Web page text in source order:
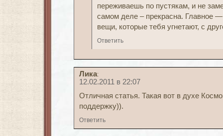
переживаешь по пустякам, и не
самом деле – прекрасна. Главное
вещи, которые тебя угнетают, с
Ответить
Лика:
12.02.2011 в 22:07
Отличная статья. Такая вот в духе
поддержку)).
Ответить